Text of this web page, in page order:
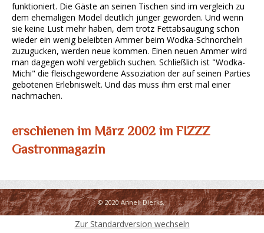
funktioniert. Die Gäste an seinen Tischen sind im vergleich zu
dem ehemaligen Model deutlich jünger geworden. Und wenn
sie keine Lust mehr haben, dem trotz Fettabsaugung schon
wieder ein wenig beleibten Ammer beim Wodka-Schnorcheln
zuzugucken, werden neue kommen. Einen neuen Ammer wird
man dagegen wohl vergeblich suchen. Schließlich ist "Wodka-
Michi" die fleischgewordene Assoziation der auf seinen Parties
gebotenen Erlebniswelt. Und das muss ihm erst mal einer
nachmachen.
erschienen im März 2002 im FIZZZ
Gastronmagazin
© 2020 Anneli Dierks.
Zur Standardversion wechseln